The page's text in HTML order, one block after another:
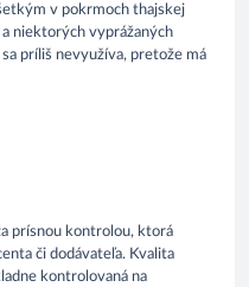
v pokrmoch thajskej
niektorých vyprážaných
príliš nevyužíva, pretože má
prísnou kontrolou, ktorá
či dodávateľa. Kvalita
kontrolovaná na